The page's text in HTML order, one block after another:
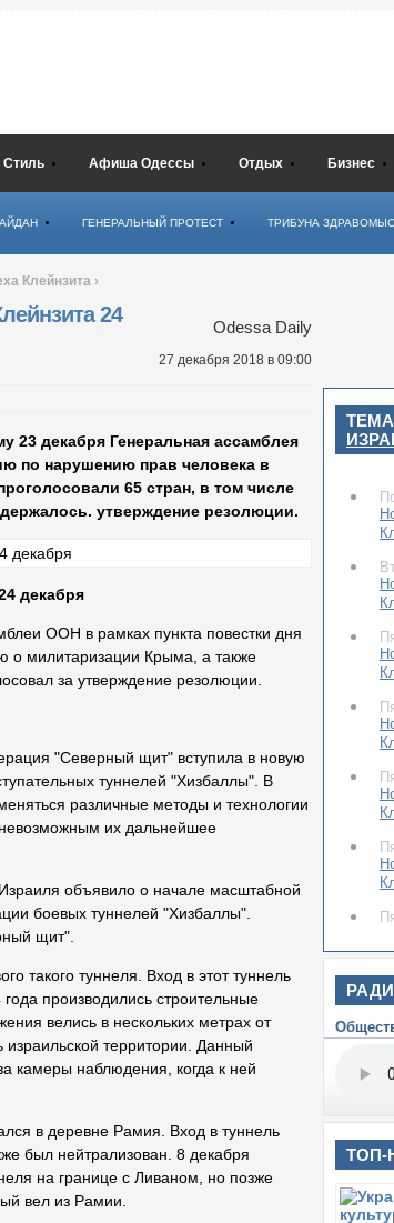
Стиль Афиша Одессы Отдых Бизнес
ГЕНЕРАЛЬНЫЙ ПРОТЕСТ ТРИБУНА
Клейнзита ›
24
Odessa Daily
27 декабря 2018 в 09:00
декабря Генеральная ассамблея
по нарушению прав человека в
65 стран, в том числе
утверждение резолюции.
декабря
ООН в рамках пункта повестки дня
о милитаризации Крыма, а также
за утверждение резолюции.
"Северный щит" вступила в новую
туннелей "Хизбаллы". В
различные методы и технологии
невозможным их дальнейшее
объявило о начале масштабной
боевых туннелей "Хизбаллы".
щит".
такого туннеля. Вход в этот туннель
производились строительные
велись в нескольких метрах от
территории. Данный
камеры наблюдения, когда к ней
в деревне Рамия. Вход в туннель
был нейтрализован. 8 декабря
на границе с Ливаном, но позже
вел из Рамии.
ТОП-